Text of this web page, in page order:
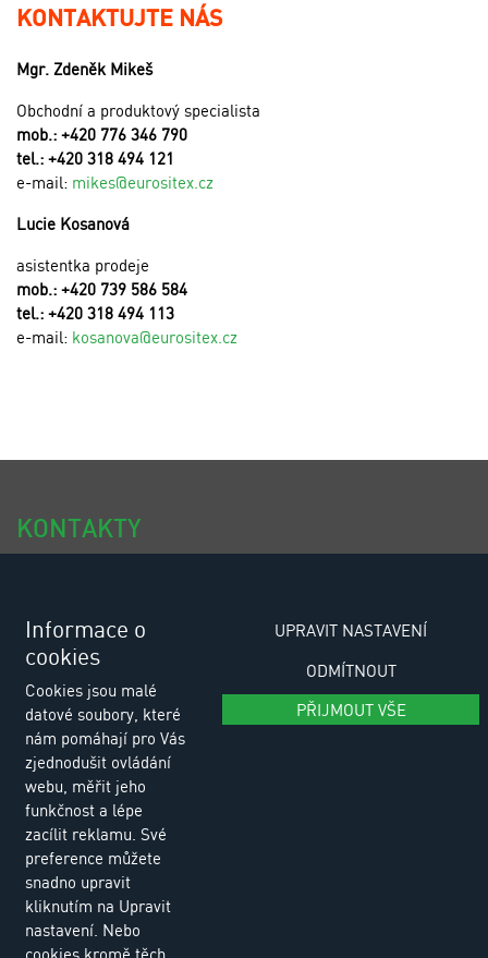
KONTAKTUJTE NÁS
Mgr. Zdeněk Mikeš
Obchodní a produktový specialista
mob.: +420 776 346 790
tel.: +420 318 494 121
e-mail: mikes@eurositex.cz
Lucie Kosanová
asistentka prodeje
mob.: +420 739 586 584
tel.: +420 318 494 113
e-mail: kosanova@eurositex.cz
KONTAKTY
tel.: +420 318 494 100
e-email: eurositex@eurositex.cz
Euro SITEX s.r.o.
K Podlesí 630, 261 01 Příbram VI
Česká republika
Zásady zpracování osobních údajů
Informace o
cookies
Cookies jsou malé
datové soubory, které
nám pomáhají pro Vás
zjednodušit ovládání
webu, měřit jeho
funkčnost a lépe
zacílit reklamu. Své
preference můžete
snadno upravit
kliknutím na Upravit
nastavení. Nebo
cookies kromě těch
UPRAVIT NASTAVENÍ
ODMÍTNOUT
PŘIJMOUT VŠE